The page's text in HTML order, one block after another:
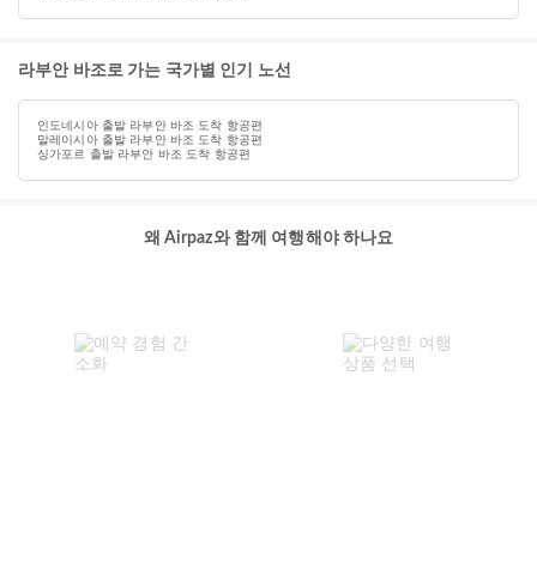
라부안 바조로 가는 국가별 인기 노선
인도네시아 출발 라부안 바조 도착 항공편
말레이시아 출발 라부안 바조 도착 항공편
싱가포르 출발 라부안 바조 도착 항공편
왜 Airpaz와 함께 여행해야 하나요